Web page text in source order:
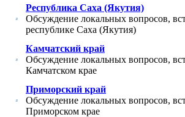
Республика Саха (Якутия)
Обсуждение локальных вопросов,
республике Саха (Якутия)
Камчатский край
Обсуждение локальных вопросов,
Камчатском крае
Приморский край
Обсуждение локальных вопросов,
Приморском крае